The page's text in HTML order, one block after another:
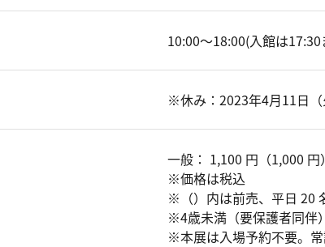
10:00～18:00(入館は17:30
※休み：2023年4月11日（
一般： 1,100 円（1,000 円
※価格は税込
※（）内は前売、平日 20
※4歳未満（要保護者同伴
※本展は入場予約不要。